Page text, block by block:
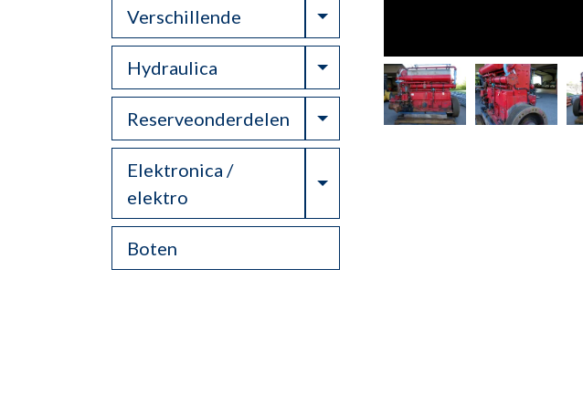
Verschillende Toggle Dropdown
Hydraulica Toggle Dropdown
Reserveonderdelen Toggle Dropdown
Elektronica /
elektro
Toggle Dropdown
Boten